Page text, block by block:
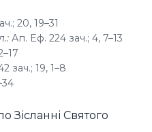
20, 19–31
Ап. Еф. 224 зач.; 4, 7–13
зач.; 19, 1–8
Зісланні Святого